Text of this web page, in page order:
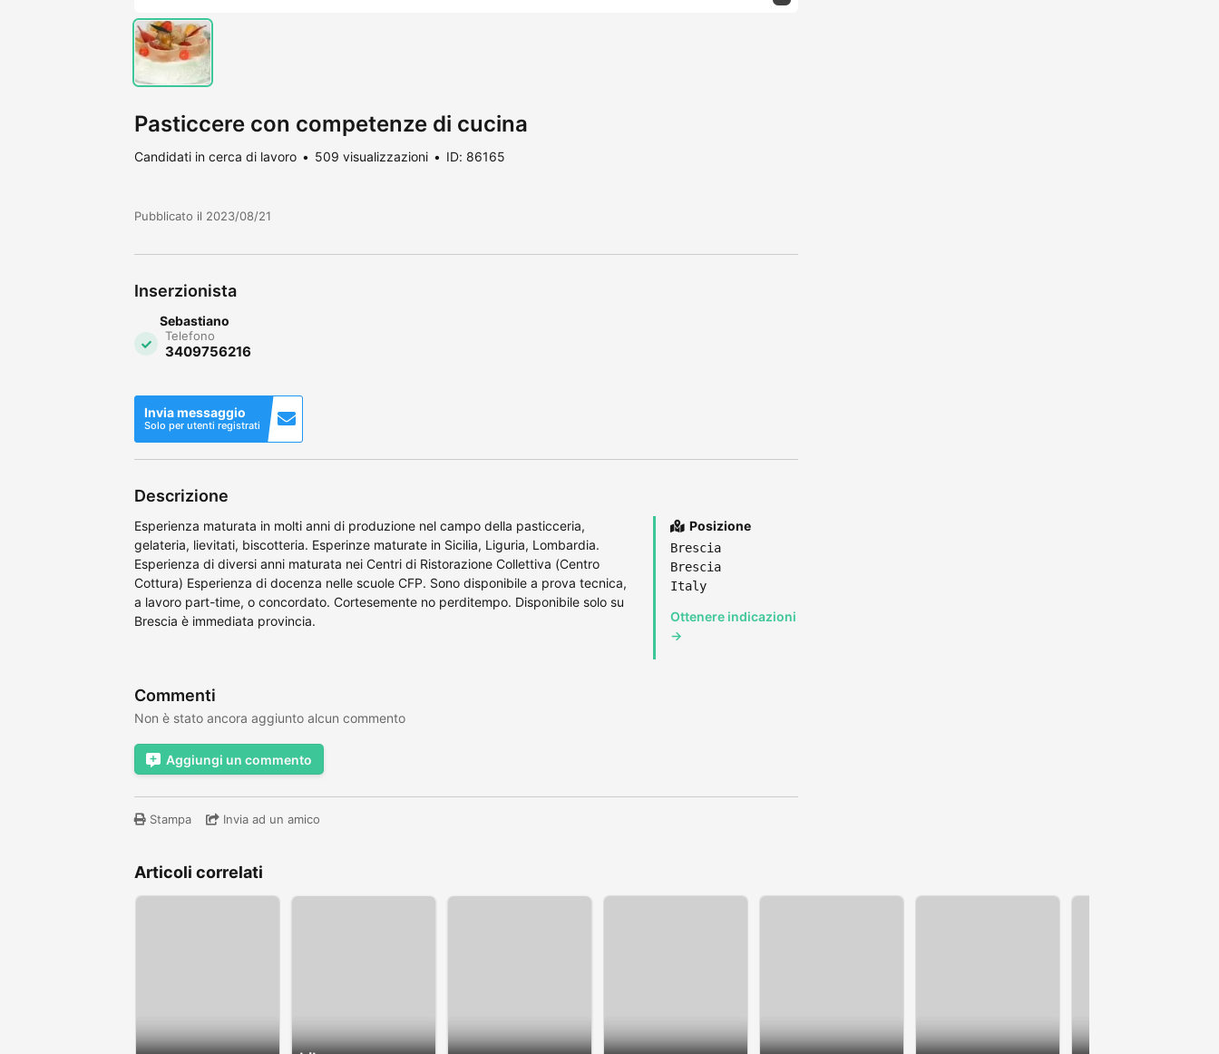
Pasticcere con competenze di cucina
Candidati in cerca di lavoro 509 visualizzazioni ID: 86165
Pubblicato il 2023/08/21
Inserzionista
Sebastiano
Telefono
3409756216
Invia messaggio
Solo per utenti registrati
Descrizione
Esperienza maturata in molti anni di produzione nel campo della pasticceria,
gelateria, lievitati, biscotteria. Esperinze maturate in Sicilia, Liguria, Lombardia.
Esperienza di diversi anni maturata nei Centri di Ristorazione Collettiva (Centro
Cottura) Esperienza di docenza nelle scuole CFP. Sono disponibile a prova tecnica,
a lavoro part-time, o concordato. Cortesemente no perditempo. Disponibile solo su
Brescia è immediata provincia.
Posizione
Brescia
Brescia
Italy
Ottenere indicazioni
→
Commenti
Non è stato ancora aggiunto alcun commento
Aggiungi un commento
Stampa Invia ad un amico
Articoli correlati